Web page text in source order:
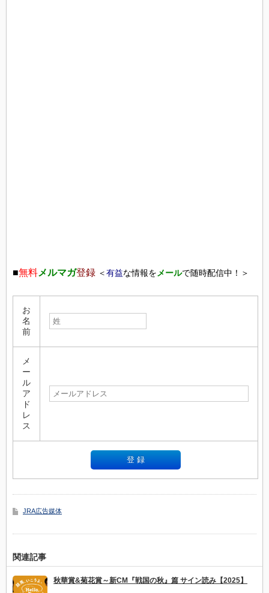
■無料メルマガ登録 ＜有益な情報を メールで随時配信中！＞
お
名
前
メ
ー
ル
ア
ド
レ
ス
JRA広告媒体
関連記事
秋華賞&菊花賞～新CM『戦国の秋』篇 サイン読み【2025】